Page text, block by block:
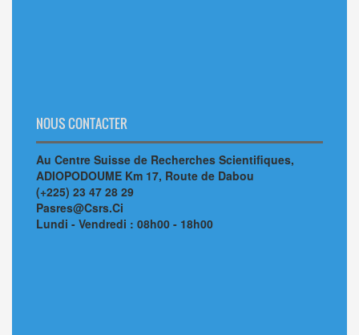
NOUS CONTACTER
Au Centre Suisse de Recherches Scientifiques,
ADIOPODOUME Km 17, Route de Dabou
(+225) 23 47 28 29
Pasres@Csrs.Ci
Lundi - Vendredi : 08h00 - 18h00